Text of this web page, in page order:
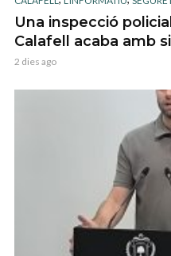
Una inspecció
Calafell acaba amb
2 dies ago